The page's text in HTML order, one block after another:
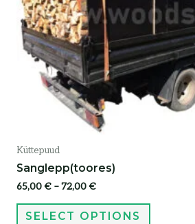
Küttepuud
Sanglepp(toores)
65,00€–72,00€
SELECT OPTIONS